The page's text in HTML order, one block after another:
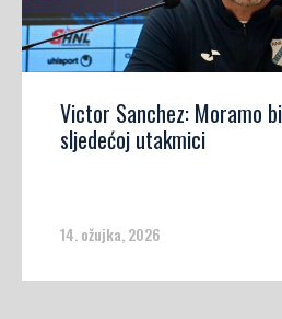
Victor Sanchez: Moramo
sljedećoj utakmici
14. ožujka, 2026